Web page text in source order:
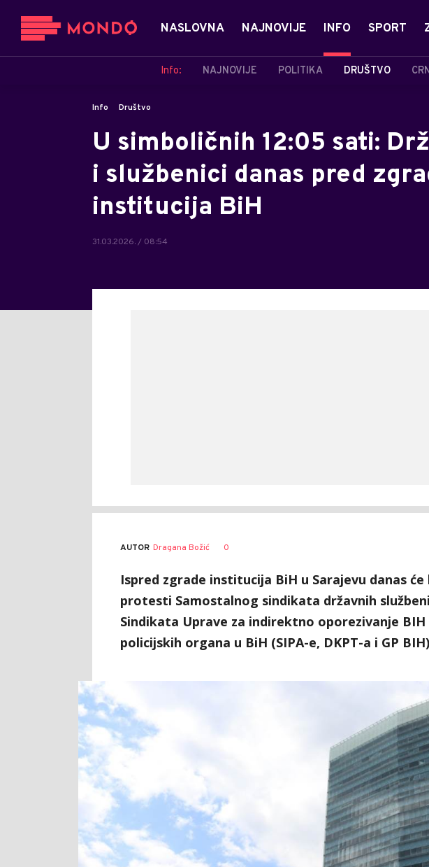
NASLOVNA NAJNOVIJE INFO
Info: NAJNOVIJE POLITIKA DRUŠTVO
SPORT
Info Društvo
U simboličnih 12:05 sati:
i službenici danas pred
institucija BiH
31.03.2026. / 08:54
AUTOR Dragana Božić 0
Ispred zgrade institucija BiH u Sarajevu danas
protesti Samostalnog sindikata državnih
Sindikata Uprave za indirektno oporezivanje BIH
policijskih organa u BiH (SIPA-e, DKPT-a i GP